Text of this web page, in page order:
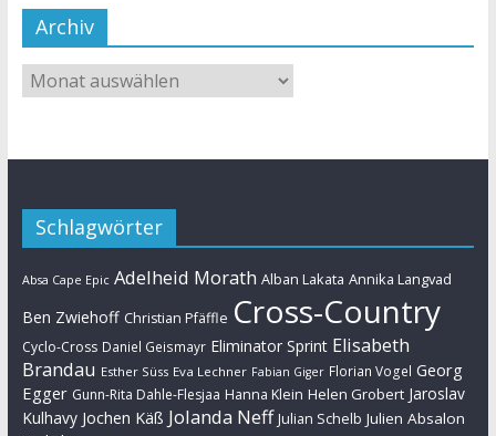
Archiv
Schlagwörter
Absa Cape Epic Adelheid Morath Alban Lakata Annika Langvad
Ben Zwiehoff Christian Pfäffle Cross-Country
Cyclo-Cross Daniel Geismayr Eliminator Sprint Elisabeth
Brandau Esther Süss Eva Lechner Fabian Giger Florian Vogel Georg
Egger Gunn-Rita Dahle-Flesjaa Hanna Klein Helen Grobert Jaroslav
Kulhavy Jochen Käß Jolanda Neff Julian Schelb Julien Absalon